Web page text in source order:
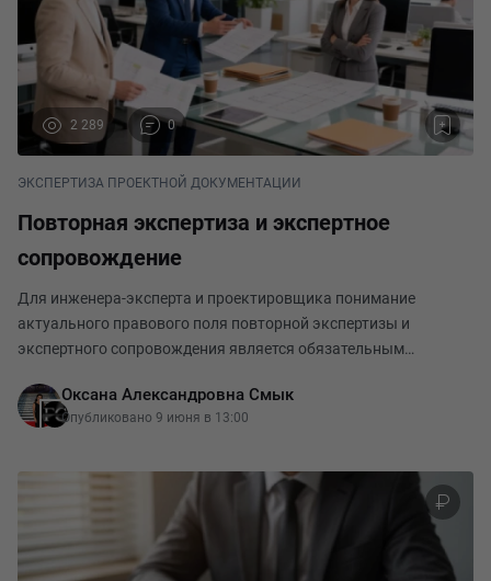
2 289 0
ЭКСПЕРТИЗА ПРОЕКТНОЙ ДОКУМЕНТАЦИИ
Повторная экспертиза и экспертное
сопровождение
Для инженера-эксперта и проектировщика понимание
актуального правового поля повторной экспертизы и
экспертного сопровождения является обязательным
2025–2026 годах в эту сферу внесены существенные
изменения,
Оксана Александровна Смык
Опубликовано 9 июня в 13:00